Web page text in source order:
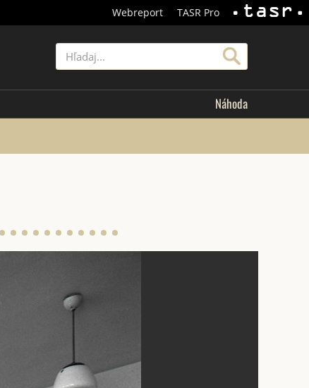
Webreport
TASR Pro
Náhoda